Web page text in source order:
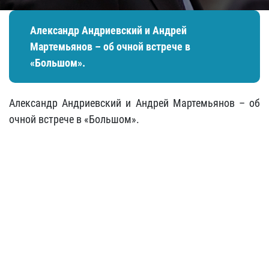
Александр Андриевский и Андрей
Мартемьянов – об очной встрече в
«Большом».
Александр Андриевский и Андрей Мартемьянов – об
очной встрече в «Большом».